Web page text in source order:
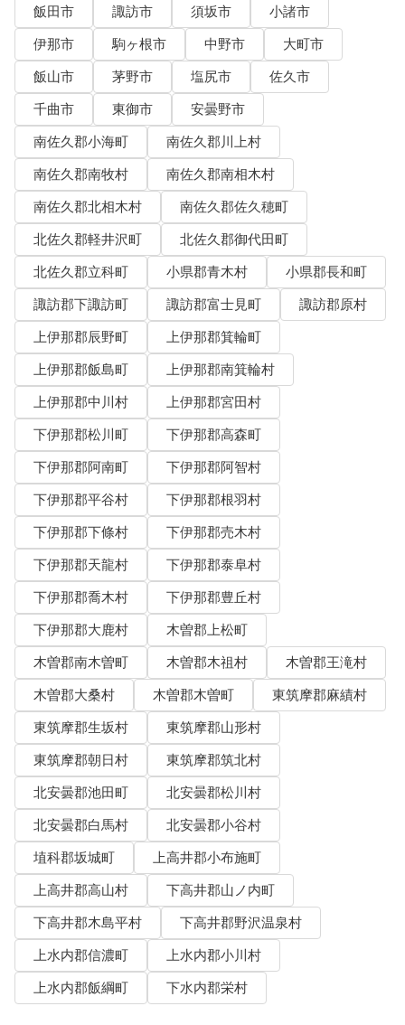
飯田市
諏訪市 須坂市
小諸市
伊那市
駒ヶ根市 中野市
大町市
飯山市
茅野市 塩尻市
佐久市
千曲市
東御市
安曇野市
南佐久郡小海町
南佐久郡川上村
南佐久郡南牧村
南佐久郡南相木村
南佐久郡北相木村
南佐久郡佐久穂町
北佐久郡軽井沢町
北佐久郡御代田町
北佐久郡立科町
小県郡青木村
小県郡長和町
諏訪郡下諏訪町
諏訪郡富士見町
諏訪郡原村
上伊那郡辰野町
上伊那郡箕輪町
上伊那郡飯島町
上伊那郡南箕輪村
上伊那郡中川村
上伊那郡宮田村
下伊那郡松川町
下伊那郡高森町
下伊那郡阿南町
下伊那郡阿智村
下伊那郡平谷村
下伊那郡根羽村
下伊那郡下條村
下伊那郡売木村
下伊那郡天龍村
下伊那郡泰阜村
下伊那郡喬木村
下伊那郡豊丘村
下伊那郡大鹿村
木曽郡上松町
木曽郡南木曽町
木曽郡木祖村
木曽郡王滝村
木曽郡大桑村
木曽郡木曽町
東筑摩郡麻績村
東筑摩郡生坂村
東筑摩郡山形村
東筑摩郡朝日村
東筑摩郡筑北村
北安曇郡池田町
北安曇郡松川村
北安曇郡白馬村
北安曇郡小谷村
埴科郡坂城町
上高井郡小布施町
上高井郡高山村
下高井郡山ノ内町
下高井郡木島平村
下高井郡野沢温泉村
上水内郡信濃町
上水内郡小川村
上水内郡飯綱町
下水内郡栄村